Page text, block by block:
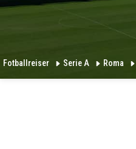
Fotballreiser Serie A Roma